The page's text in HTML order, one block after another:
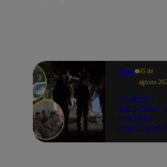
Perú
05 de
agosto
Ordenan
excarcelar a
militares